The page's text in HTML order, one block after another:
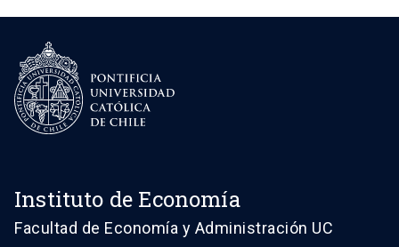
Instituto de Economía
Facultad de Economía y Administración UC